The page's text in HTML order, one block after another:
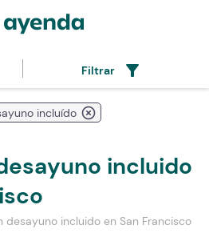
Filtrar filter_alt
incluído highlight_off
incluido
incluido en San Francisco